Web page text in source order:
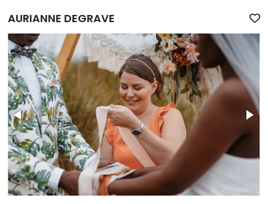
AURIANNE DEGRAVE